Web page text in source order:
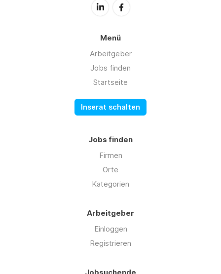
Menü
Arbeitgeber
Jobs finden
Startseite
Inserat schalten
Jobs finden
Firmen
Orte
Kategorien
Arbeitgeber
Einloggen
Registrieren